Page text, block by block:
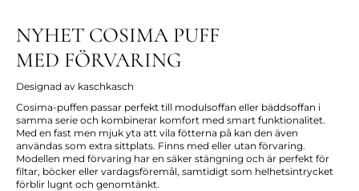
NYHET COSIMA PUFF
MED FÖRVARING
Designad av kaschkasch
Cosima-puffen passar perfekt till modulsoffan eller bäddsoffan i
samma serie och kombinerar komfort med smart funktionalitet.
Med en fast men mjuk yta att vila fötterna på kan den även
användas som extra sittplats. Finns med eller utan förvaring.
Modellen med förvaring har en säker stängning och är perfekt för
filtar, böcker eller vardagsföremål, samtidigt som helhetsintrycket
förblir lugnt och genomtänkt.